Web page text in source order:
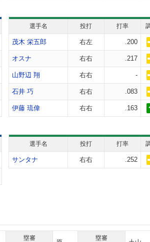
選手名 投打 打率
茂木 栄五郎 右左 .200
オスナ 右右 .217
山野辺 翔 右右 -
石井 巧 右右 .083
伊藤 琉偉 右右 .163
選手名 投打 打率
サンタナ 右右 .252
塁審 塁審